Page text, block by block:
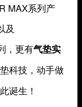
MAX系列产
及
，更有气垫实
科技，动手做
诞生！